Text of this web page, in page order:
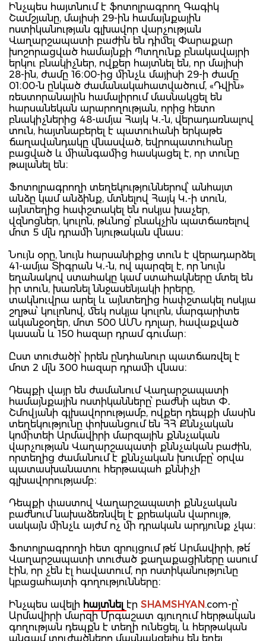
Ինչպես հայտնում է ֆոտոլրագրող Գագիկ
Շամշյանը, մայիսի 29-ին համայնքային
ոստիկանության գլխավոր վարչության
Վաղարշապատի բաժին են դիմել Փարաքար
խոշորացված համայնքի Պտղունք բնակավայրի
երկու բնակիչներ, ովքեր հայտնել են, որ մայիսի
28-ին, ժամը 16։00-ից մինչև մայիսի 29-ի ժամը
01։00-ն ընկած ժամանակահատվածում, «Դվին»
ռեստորանային համալիրում մասնակցել են
հարսանեկան արարողության, որից հետո
բնակիչներից 48-ամյա Հայկ Կ․-ն, վերադառնալով
տուն, հայտնաբերել է պատուհանի երկաթե
ճաղավանդակը վնասված, եվրոպատուհանը
բացված և միանգամից հասկացել է, որ տունը
թալանել են։
Ֆոտոլրագրողի տեղեկություններով՝ անհայտ
անձը կամ անձինք, մտնելով Հայկ Կ․-ի տուն,
այնտեղից հափշտակել են ոսկյա խաչեր,
վզնոցներ, կուլոն, թևնոց՝ բնակչին պատճառելով
մոտ 5 մլն դրամի նյութական վնաս։
Նույն օրը, նույն հարսանիքից տուն է վերադարձել
41-ամյա Տիգրան Կ․-ն, ով պարզել է, որ նույն
եղանակով ստահակը կամ ստահակները մտել են
իր տուն, խառնել ննջասենյակի իրերը,
տակնուվրա արել և այնտեղից հափշտակել ոսկյա
շղթա՝ կուլոնով, մեկ ոսկյա կուլոն, մարգարիտե
ականջօղեր, մոտ 500 ԱՄՆ դոլար, հավաքված
կասան և 150 հազար դրամ գումար։
Ըստ տուժածի՝ իրեն ընդհանուր պատճառվել է
մոտ 2 մլն 300 հազար դրամի վնաս։
Դեպքի վայր են ժամանում Վաղարշապատի
համայնքային ոստիկանները՝ բաժնի պետ Փ․
Շմովյանի գլխավորությամբ, ովքեր դեպքի մասին
տեղեկությունը փոխանցում են ՀՀ Քննչական
կոմիտեի Արմավիրի մարզային քննչական
վարչության Վաղարշապատի քննչական բաժին,
որտեղից ժամանում է քննչական խումբը՝ օրվա
պատասխանատու հերթապահ քննիչի
գլխավորությամբ։
Դեպքի փաստով Վաղարշապատի քննչական
բաժնում նախաձեռնվել է քրեական վարույթ,
սակայն մինչև այժմ ոչ մի դրական արդյունք չկա։
Ֆոտոլրագրողի հետ զրույցում թե՛ Արմավիրի, թե՛
Վաղարշապատի տուժած քաղաքացիները ասում
էին, որ չեն էլ հավատում, որ ոստիկանությունը
կբացահայտի գողությունները։
Ինչպես ավելի հայտնել էր SHAMSHYAN.com-ը՝
Արմավիրի մարզի Մրգաշատ գյուղում հերթական
գողության դեպքն է տեղի ունեցել, և հերթական
անգամ տուժածները մասնակցելիս են եղել